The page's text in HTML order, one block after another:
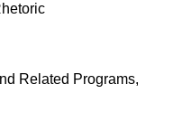
Related Programs,